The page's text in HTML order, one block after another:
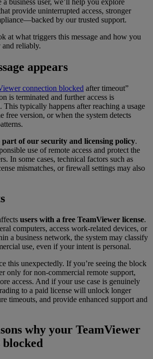
a business user, we’ll help you explore
provide uninterrupted access, stronger
by our trusted support.
at what triggers this message and how you
reliably.
appears
connection blocked after timeout”
is terminated and further access is
This typically happens after reaching a usage
free version, or when the system detects
part of our security and licensing policy.
use of remote access and protect the
In some cases, technical factors such as
mismatches, or firewall settings may also
users with a free TeamViewer license.
computers, access work-related devices, or
a business network, the system may classify
use, even if your intent is personal.
this unexpectedly. If you’re seeing the block
only for non-commercial remote support,
access. And if your use case is genuinely
to a paid license will unlock longer
timeouts, and provide enhanced support and
why your TeamViewer
blocked